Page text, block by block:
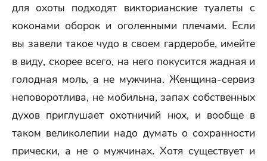
для охоты подходят викторианские туалеты с
коконами оборок и оголенными плечами. Если
вы завели такое чудо в своем гардеробе, имейте
в виду, скорее всего, на него покусится жадная и
голодная моль, а не мужчина. Женщина-сервиз
неповоротлива, не мобильна, запах собственных
духов приглушает охотничий нюх, и вообще в
таком великолепии надо думать о сохранности
прически, а не о мужчинах. Хотя существует и